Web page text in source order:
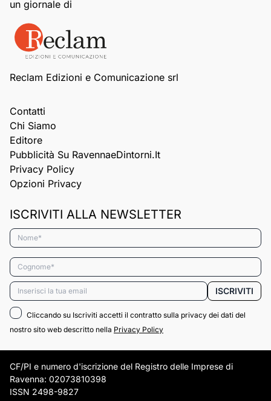
un giornale di
Reclam Edizioni e Comunicazione srl
Contatti
Chi Siamo
Editore
Pubblicità Su RavennaeDintorni.it
Privacy Policy
Opzioni Privacy
ISCRIVITI ALLA NEWSLETTER
Nome*
Cognome*
Email* ISCRIVITI
Cliccando su Iscriviti accetti il contratto sulla privacy dei dati del
nostro sito web descritto nella Privacy Policy
CF/PI e numero d'iscrizione del Registro delle Imprese di
Ravenna: 02073810398
ISSN 2498-9827